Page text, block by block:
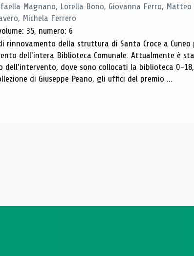
Magnano, Lorella Bono, Giovanna Ferro, Matteo
Michela Ferrero
35, numero: 6
rinnovamento della struttura di Santa Croce a Cuneo
dell'intera Biblioteca Comunale. Attualmente è
dell'intervento, dove sono collocati la biblioteca 0-
di Giuseppe Peano, gli uffici del premio ...